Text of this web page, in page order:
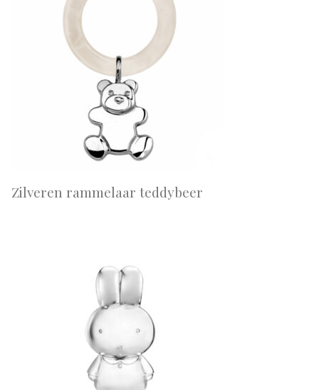
Zilveren rammelaar teddybeer